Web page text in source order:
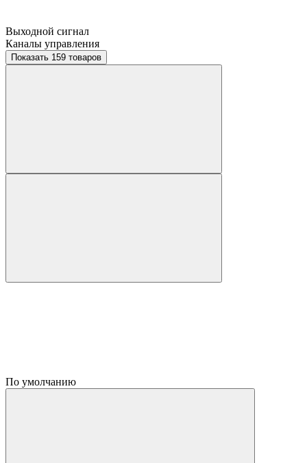
Выходной сигнал
Каналы управления
Показать 159 товаров
По умолчанию